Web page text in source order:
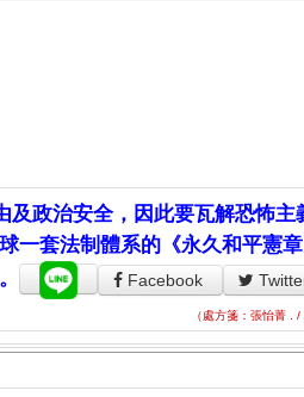
政治安全，因此要瓦解恐怖主
一套法制體系的《永久和平憲
Facebook
（處方箋：張怡菁 .